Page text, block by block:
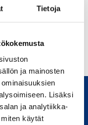
Tietoja
ja mainosten
Lisäksi
ja analytiikka-
käytät
-
tarpeeseen.